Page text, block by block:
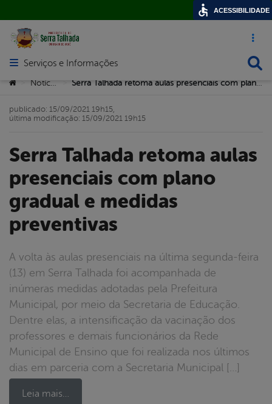
Acesso
Abrir menu principal de navegação
Serviços e Informações
Você está aqui:
> Notícias >
Serra Talhada retoma aulas
presenciais com plano
gradual e medidas
preventivas
A volta às aulas presenciais na última segunda-feira
(13) em Serra Talhada foi acompanhada de
inúmeras medidas adotadas pela Prefeitura
Municipal, por meio da Secretaria de Educação.
Dentre elas, a intensificação da vacinação dos
professores e demais funcionários da Rede
Municipal de Ensino que foi realizada nos últimos
dias em parceria com a Secretaria Municipal […]
Leia mais…
publicado: 15/09/2021 19h15,
última modificação: 15/09/2021 19h15
ACESSIBILIDADE